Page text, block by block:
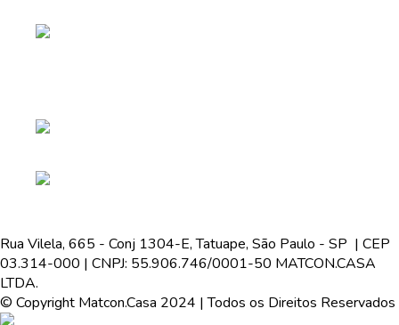
Rua Vilela, 665 - Conj 1304-E, Tatuape, São Paulo - SP | CEP
03.314-000 | CNPJ: 55.906.746/0001-50 MATCON.CASA
LTDA.
© Copyright Matcon.Casa 2024 | Todos os Direitos Reservados